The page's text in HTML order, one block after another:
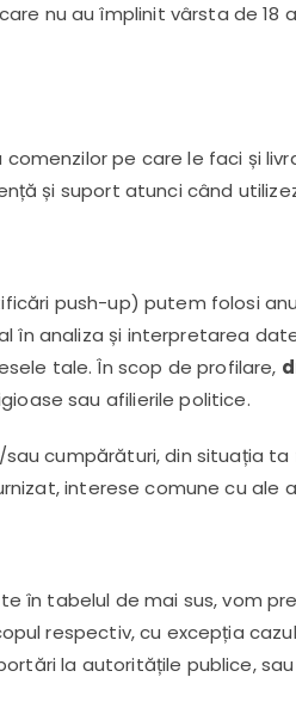
nu au împlinit vârsta de 18
pe care le faci și
și suport atunci când
push-up) putem folosi
în analiza și interpretarea
tale. În scop de profilare,
sau afilierile politice.
cumpărături, din situația ta
interese comune cu ale
în tabelul de mai sus, vom
respectiv, cu excepția
la autoritățile publice,